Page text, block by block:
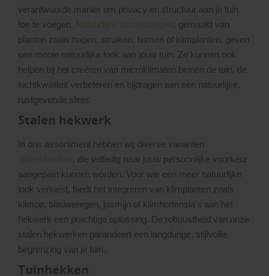
verantwoorde manier om privacy en structuur aan je tuin
toe te voegen.
Natuurlijke afscheidingen , gemaakt van
planten zoals hagen, struiken, bomen of klimplanten, geven
een mooie natuurlijke look aan jouw tuin. Ze kunnen ook
helpen bij het creëren van microklimaten binnen de tuin, de
luchtkwaliteit verbeteren en bijdragen aan een natuurlijke,
rustgevende sfeer.
Stalen hekwerk
In ons assortiment hebben wij diverse varianten
stalen hekken , die volledig naar jouw persoonlijke voorkeur
aangepast kunnen worden. Voor wie een meer natuurlijke
look verkiest, biedt het integreren van klimplanten zoals
klimop, blauweregen, jasmijn of klimhortensia's aan het
hekwerk een prachtige oplossing. De robuustheid van onze
stalen hekwerken garandeert een langdurige, stijlvolle
begrenzing van je tuin.
Tuinhekken